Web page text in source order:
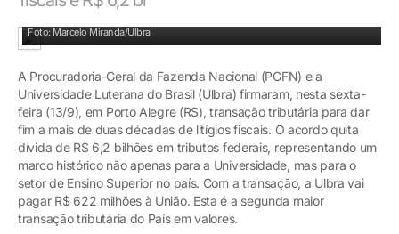
Foto: Marcelo Miranda/Ulbra
A Procuradoria-Geral da Fazenda Nacional (PGFN) e a
Universidade Luterana do Brasil (Ulbra) firmaram, nesta sexta-
feira (13/9), em Porto Alegre (RS), transação tributária para dar
fim a mais de duas décadas de litígios fiscais. O acordo quita
dívida de R$ 6,2 bilhões em tributos federais, representando um
marco histórico não apenas para a Universidade, mas para o
setor de Ensino Superior no país. Com a transação, a Ulbra vai
pagar R$ 622 milhões à União. Esta é a segunda maior
transação tributária do País em valores.